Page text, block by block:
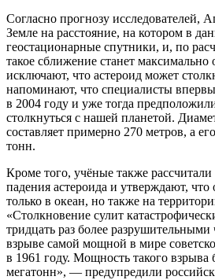
Согласно прогнозу исследователей,
Земле на расстояние, на котором в
геостационарные спутники, и, по
такое сближение станет
исключают, что астероид может
напоминают, что специалисты
в 2004 году и уже тогда
столкнуться с нашей планетой.
составляет примерно 270 метров, а
тонн.
Кроме того, учёные также
падения астероида и утверждают, что
только в океан, но также на
«Столкновение сулит
тридцать раз более
взрыве самой мощной в мире
в 1961 году. Мощность такого взрыва
мегатонн», — предупредили